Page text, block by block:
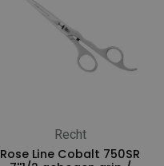
Recht
Rose Line Cobalt 750SR